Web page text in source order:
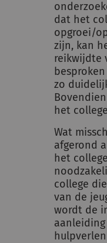
dat het
opgroei/
zijn, kan
reikwijdte
zo
het
Wat
afgerond
het
college
van de
wordt de